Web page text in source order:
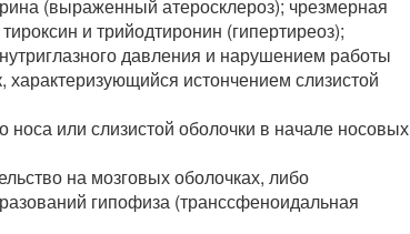
(выраженный атеросклероз); чрезмерная
и трийодтиронин (гипертиреоз);
давления и нарушением работы
характеризующийся истончением слизистой
или слизистой оболочки в начале носовых
на мозговых оболочках, либо
гипофиза (транссфеноидальная